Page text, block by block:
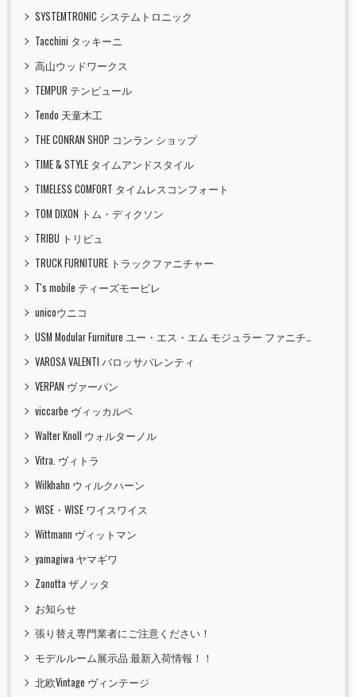
SYSTEMTRONIC システムトロニック
Tacchini タッキーニ
高山ウッドワークス
TEMPUR テンピュール
Tendo 天童木工
THE CONRAN SHOP コンラン ショップ
TIME & STYLE タイムアンドスタイル
TIMELESS COMFORT タイムレスコンフォート
TOM DIXON トム・ディクソン
TRIBU トリビュ
TRUCK FURNITURE トラックファニチャー
T's mobile ティーズモービレ
unicoウニコ
USM Modular Furniture ユー・エス・エム モジュラー ファニチャー
VAROSA VALENTI バロッサバレンティ
VERPAN ヴァーパン
viccarbe ヴィッカルベ
Walter Knoll ウォルターノル
Vitra. ヴィトラ
Wilkhahn ウィルクハーン
WISE・WISE ワイスワイス
Wittmann ヴィットマン
yamagiwa ヤマギワ
Zanotta ザノッタ
お知らせ
張り替え専門業者にご注意ください！
モデルルーム展示品 最新入荷情報！！
北欧Vintage ヴィンテージ